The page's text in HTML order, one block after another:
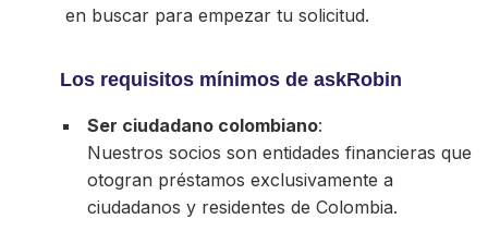
en buscar para empezar tu solicitud.
Los requisitos mínimos de askRobin
Ser ciudadano colombiano:
Nuestros socios son entidades financieras que
otogran préstamos exclusivamente a
ciudadanos y residentes de Colombia.